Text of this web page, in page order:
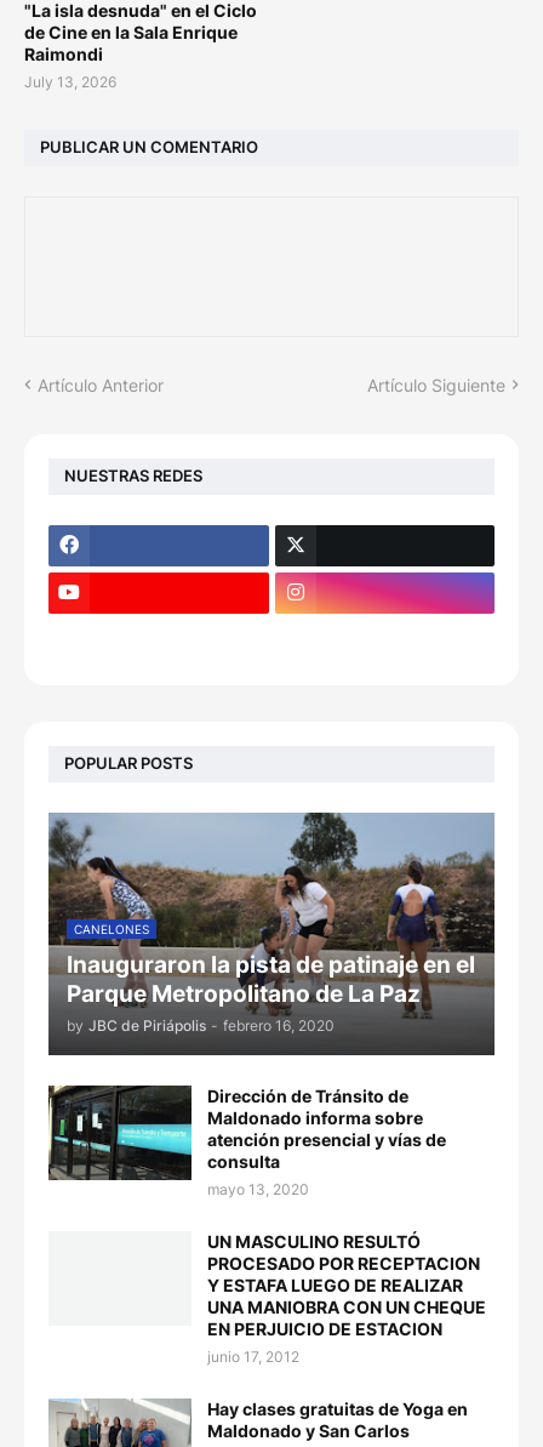
"La isla desnuda" en el Ciclo
de Cine en la Sala Enrique
Raimondi
July 13, 2026
PUBLICAR UN COMENTARIO
Artículo Anterior Artículo Siguiente
NUESTRAS REDES
POPULAR POSTS
CANELONES
Inauguraron la pista de patinaje en el
Parque Metropolitano de La Paz
by JBC de Piriápolis - febrero 16, 2020
Dirección de Tránsito de
Maldonado informa sobre
atención presencial y vías de
consulta
mayo 13, 2020
UN MASCULINO RESULTÓ
PROCESADO POR RECEPTACION
Y ESTAFA LUEGO DE REALIZAR
UNA MANIOBRA CON UN CHEQUE
EN PERJUICIO DE ESTACION
junio 17, 2012
Hay clases gratuitas de Yoga en
Maldonado y San Carlos